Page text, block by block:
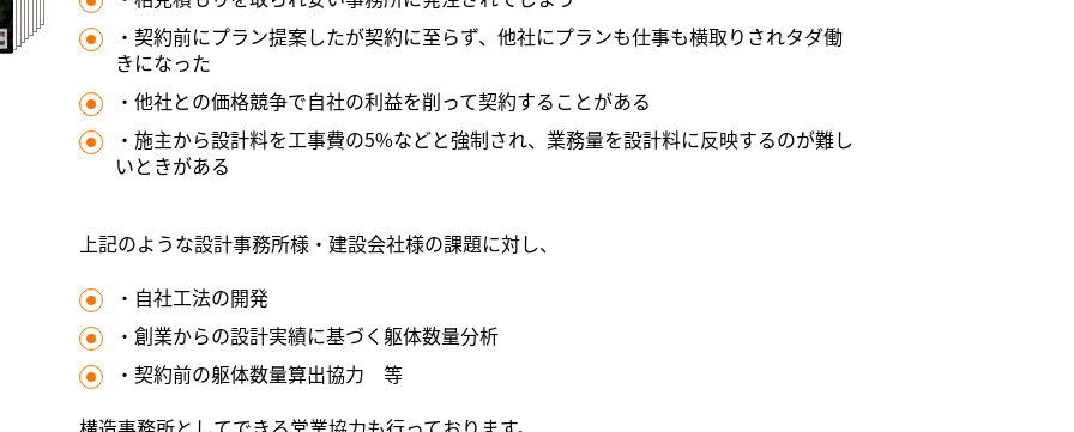
・契約前にプラン提案したが契約に至らず、他社にプランも仕事も横取りされタダ働
きになった
・他社との価格競争で自社の利益を削って契約することがある
・施主から設計料を工事費の5%などと強制され、業務量を設計料に反映するのが難し
いときがある
上記のような設計事務所様・建設会社様の課題に対し、
・自社工法の開発
・創業からの設計実績に基づく躯体数量分析
・契約前の躯体数量算出協力 等